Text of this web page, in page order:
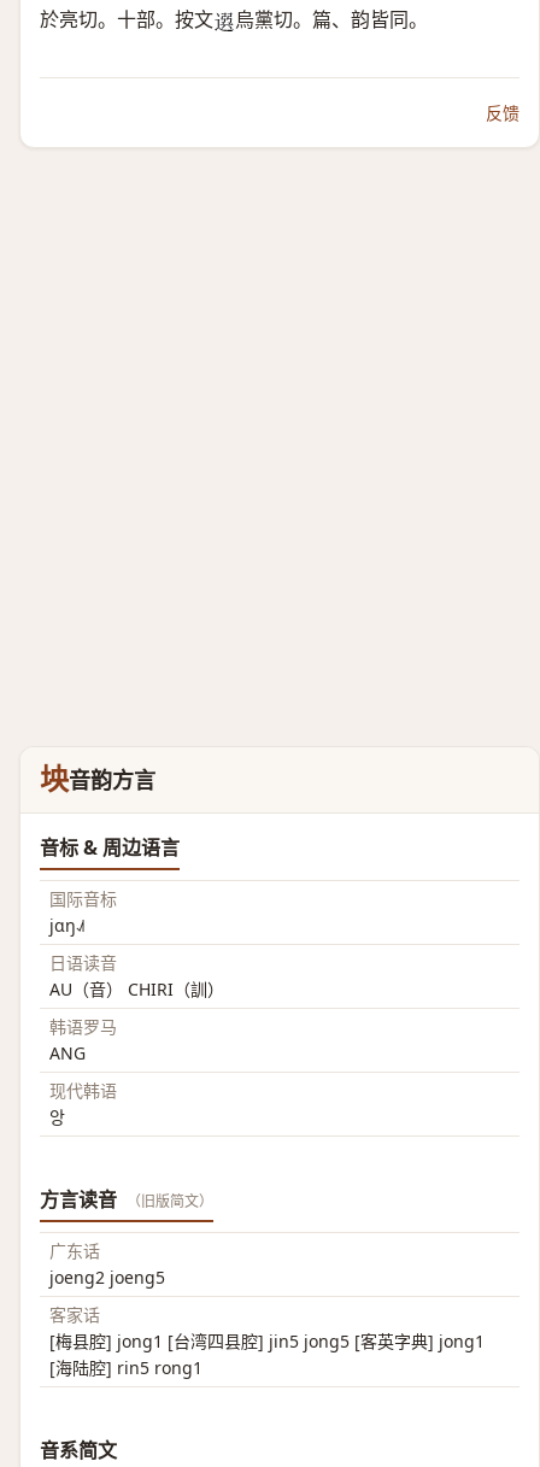
於亮切。十部。按文𨕖 烏黨切。篇、韵皆同。
反馈
坱音韵方言
音标 & 周边语言
国际音标
jɑŋ˨˩˦
日语读音
AU（音） CHIRI（訓）
韩语罗马
ANG
现代韩语
앙
方言读音 （旧版简文）
广东话
joeng2 joeng5
客家话
[梅县腔] jong1 [台湾四县腔] jin5 jong5 [客英字典] jong1
[海陆腔] rin5 rong1
音系简文